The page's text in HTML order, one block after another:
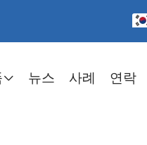
뉴스 사례 연락